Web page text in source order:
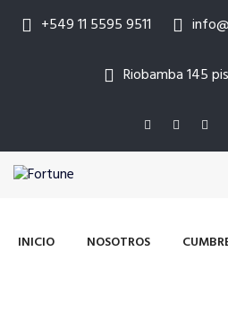
+549 11 5595 9511
Riobamba 145
INICIO NOSOTROS